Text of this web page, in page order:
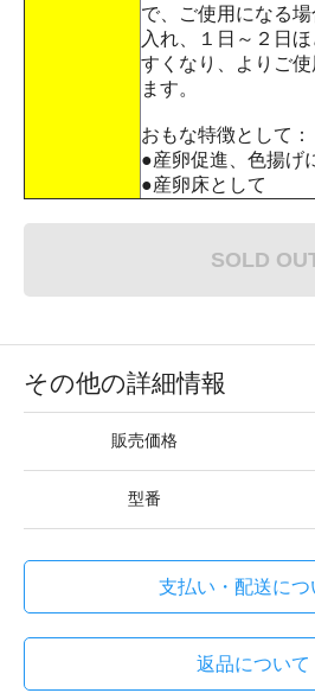
で、ご使用になる
入れ、１日～２日
すくなり、よりご
ます。
おもな特徴として：
●産卵促進、色揚げ
●産卵床として
SOLD
その他の詳細情報
販売価格
型番
支払い・配送につ
返品について